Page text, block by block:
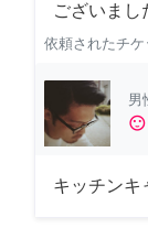
ございまし
依頼されたチケ
男
sentiment_satisfied
キッチンキ